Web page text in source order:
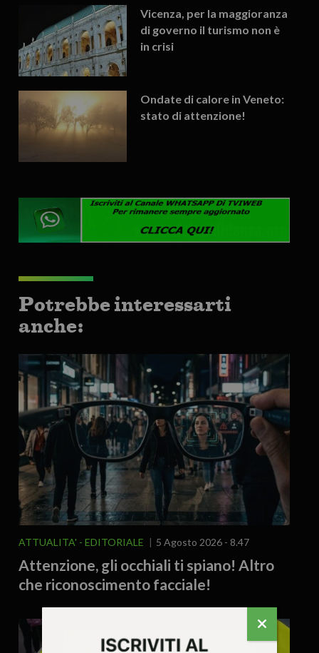
Vicenza, per la maggioranza
di governo il turismo non è
in crisi
Ondate di calore in Veneto:
stato di attenzione!
Potrebbe interessarti
anche:
ATTUALITA' EDITORIALE 5 Agosto 2026 - 8.47
Attenzione, gli occhiali ti spiano! Altro
che riconoscimento facciale!